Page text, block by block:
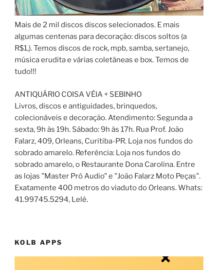
Mais de 2 mil discos discos selecionados. E mais
algumas centenas para decoração: discos soltos (a
R$1,). Temos discos de rock, mpb, samba, sertanejo,
música erudita e várias coletâneas e box. Temos de
tudo!!!
ANTIQUÁRIO COISA VÉIA + SEBINHO
Livros, discos e antiguidades, brinquedos,
colecionáveis e decoração. Atendimento: Segunda a
sexta, 9h às 19h. Sábado: 9h às 17h. Rua Prof. João
Falarz, 409, Orleans, Curitiba-PR. Loja nos fundos do
sobrado amarelo. Referência: Loja nos fundos do
sobrado amarelo, o Restaurante Dona Carolina. Entre
as lojas "Master Pró Audio" e "João Falarz Moto Peças".
Exatamente 400 metros do viaduto do Orleans. Whats:
41.99745.5294, Lelê.
KOLB APPS